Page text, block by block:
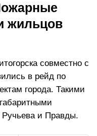
жильцов
совместно с
в рейд по
города. Такими
Ручьева и Правды.